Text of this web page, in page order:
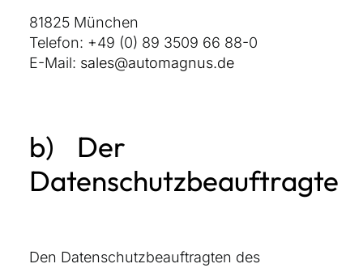
81825 München
Telefon: +49 (0) 89 3509 66 88-0
E-Mail: sales@automagnus.de
b) Der
Datenschutzbeauftragte
Den Datenschutzbeauftragten des